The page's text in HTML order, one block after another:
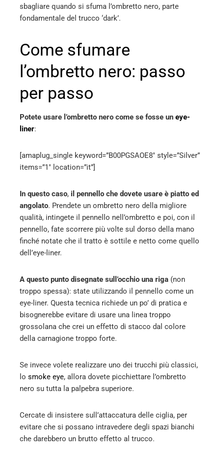
sbagliare quando si sfuma l’ombretto nero, parte
fondamentale del trucco ‘dark’.
Come sfumare
l’ombretto nero: passo
per passo
Potete usare l’ombretto nero come se fosse un eye-
liner:
[amaplug_single keyword=”B00PGSAOE8″ style=”Silver”
items=”1″ location=”it”]
In questo caso, il pennello che dovete usare è piatto ed
angolato. Prendete un ombretto nero della migliore
qualità, intingete il pennello nell’ombretto e poi, con il
pennello, fate scorrere più volte sul dorso della mano
finché notate che il tratto è sottile e netto come quello
dell’eye-liner.
A questo punto disegnate sull’occhio una riga (non
troppo spessa): state utilizzando il pennello come un
eye-liner. Questa tecnica richiede un po’ di pratica e
bisognerebbe evitare di usare una linea troppo
grossolana che crei un effetto di stacco dal colore
della carnagione troppo forte.
Se invece volete realizzare uno dei trucchi più classici,
lo smoke eye, allora dovete picchiettare l’ombretto
nero su tutta la palpebra superiore.
Cercate di insistere sull’attaccatura delle ciglia, per
evitare che si possano intravedere degli spazi bianchi
che darebbero un brutto effetto al trucco.